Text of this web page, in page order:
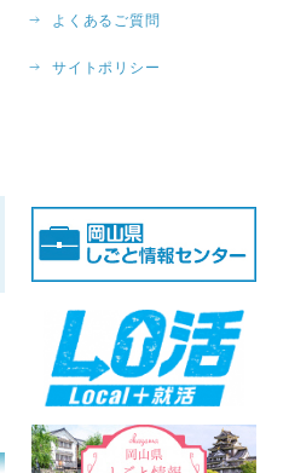
よくあるご質問
サイトポリシー